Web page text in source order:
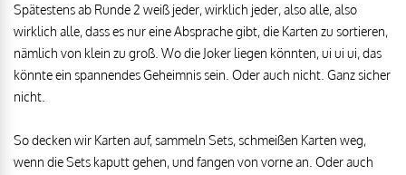
Spätestens ab Runde 2 weiß jeder, wirklich jeder, also alle, also
wirklich alle, dass es nur eine Absprache gibt, die Karten zu sortieren,
nämlich von klein zu groß. Wo die Joker liegen könnten, ui ui ui, das
könnte ein spannendes Geheimnis sein. Oder auch nicht. Ganz sicher
nicht.
So decken wir Karten auf, sammeln Sets, schmeißen Karten weg,
wenn die Sets kaputt gehen, und fangen von vorne an. Oder auch